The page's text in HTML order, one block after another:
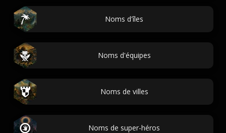
Noms d'îles
Noms d'équipes
Noms de villes
Noms de super-héros